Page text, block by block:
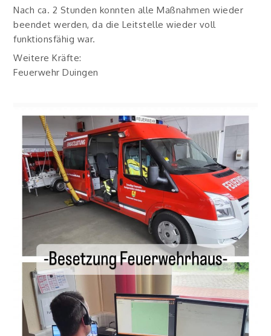
Nach ca. 2 Stunden konnten alle Maßnahmen wieder
beendet werden, da die Leitstelle wieder voll
funktionsfähig war.
Weitere Kräfte:
Feuerwehr Duingen